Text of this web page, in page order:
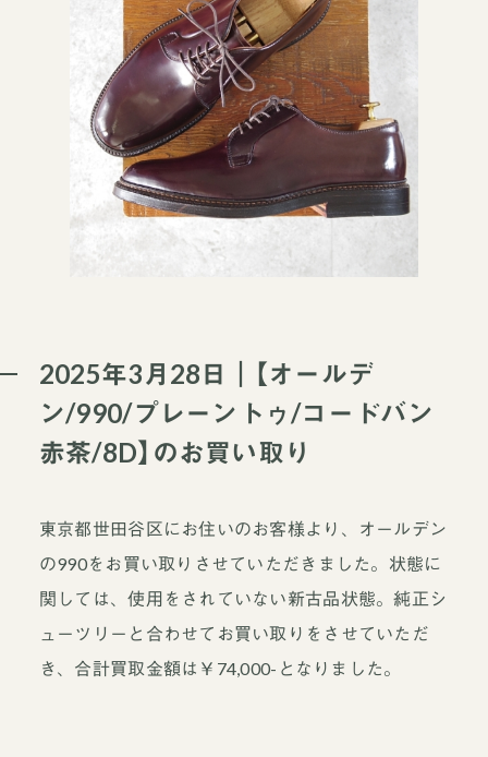
2025年3月28日｜【オールデ
ン/990/プレーントゥ/コードバン
赤茶/8D】のお買い取り
東京都世田谷区にお住いのお客様より、オールデン
の990をお買い取りさせていただきました。状態に
関しては、使用をされていない新古品状態。純正シ
ューツリーと合わせてお買い取りをさせていただ
き、合計買取金額は￥74,000-となりました。